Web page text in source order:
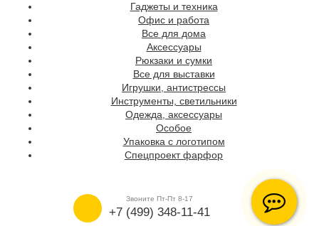
Гаджеты и техника
Офис и работа
Все для дома
Аксессуары
Рюкзаки и сумки
Все для выставки
Игрушки, антистрессы
Инструменты, светильники
Одежда, аксессуары
Особое
Упаковка с логотипом
Спецпроект фарфор
Звоните Пт-Пт 8-17
+7 (499) 348-11-41